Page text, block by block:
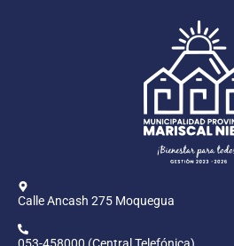
Calle Ancash 275 Moquegua